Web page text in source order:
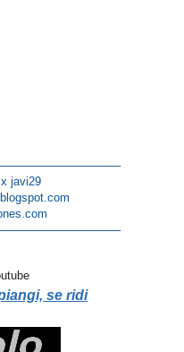
javi29
se ridi